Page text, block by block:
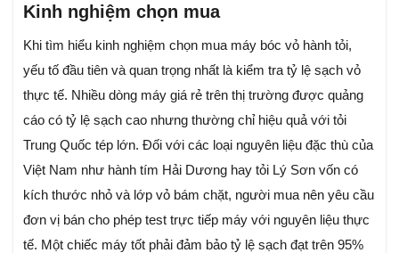
Kinh nghiệm chọn mua
Khi tìm hiểu kinh nghiệm chọn mua máy bóc vỏ hành tỏi,
yếu tố đầu tiên và quan trọng nhất là kiểm tra tỷ lệ sạch vỏ
thực tế. Nhiều dòng máy giá rẻ trên thị trường được quảng
cáo có tỷ lệ sạch cao nhưng thường chỉ hiệu quả với tỏi
Trung Quốc tép lớn. Đối với các loại nguyên liệu đặc thù của
Việt Nam như hành tím Hải Dương hay tỏi Lý Sơn vốn có
kích thước nhỏ và lớp vỏ bám chặt, người mua nên yêu cầu
đơn vị bán cho phép test trực tiếp máy với nguyên liệu thực
tế. Một chiếc máy tốt phải đảm bảo tỷ lệ sạch đạt trên 95%